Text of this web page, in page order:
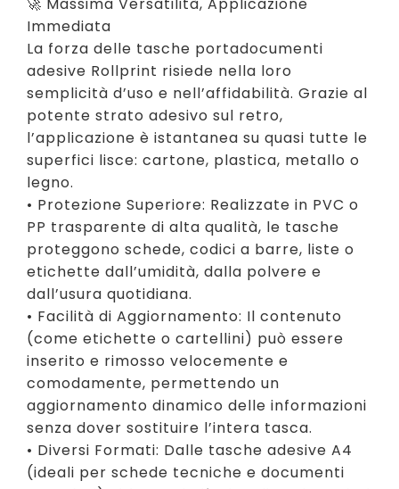
Immediata
La forza delle tasche portadocumenti
adesive Rollprint risiede nella loro
semplicità d’uso e nell’affidabilità. Grazie al
potente strato adesivo sul retro,
l’applicazione è istantanea su quasi tutte le
superfici lisce: cartone, plastica, metallo o
legno.
• Protezione Superiore: Realizzate in PVC o
PP trasparente di alta qualità, le tasche
proteggono schede, codici a barre, liste o
etichette dall’umidità, dalla polvere e
dall’usura quotidiana.
• Facilità di Aggiornamento: Il contenuto
(come etichette o cartellini) può essere
inserito e rimosso velocemente e
comodamente, permettendo un
aggiornamento dinamico delle informazioni
senza dover sostituire l’intera tasca.
• Diversi Formati: Dalle tasche adesive A4
(ideali per schede tecniche e documenti